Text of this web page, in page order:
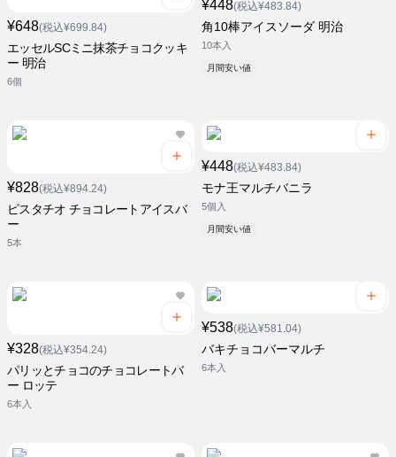
¥648(税込¥699.84)
エッセルSCミニ抹茶チョコクッキ
ー 明治
6個
¥448(税込¥483.84)
角10棒アイスソーダ 明治
10本入
月間安い値
¥828(税込¥894.24)
ピスタチオ チョコレートアイスバ
ー
5本
¥448(税込¥483.84)
モナ王マルチバニラ
5個入
月間安い値
¥328(税込¥354.24)
パリッとチョコのチョコレートバ
ー ロッテ
6本入
¥538(税込¥581.04)
バキチョコバーマルチ
6本入